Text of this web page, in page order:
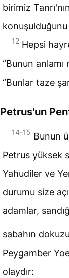
birimiz
12 Hepsi
“Bunun anlamı
“Bunlar taze
Petrus'un
14-15 Bunun
Petrus yüksek
Yahudiler ve
durumu size
adamlar,
sabahın
Peygamber
olaydır: